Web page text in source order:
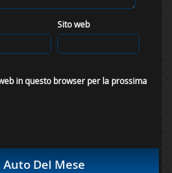
Sito web
in questo browser per la prossima
Auto Del Mese